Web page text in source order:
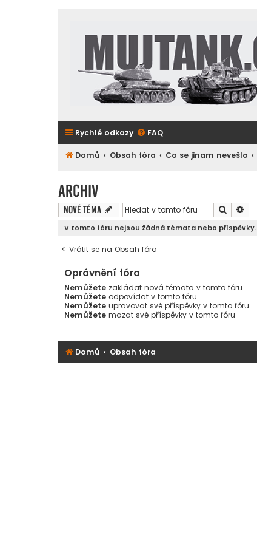
Rychlé odkazy FAQ
Domů Obsah fóra Co se jinam nevešlo
Archiv
Nové téma Hledat
V tomto fóru nejsou žádná témata nebo příspěvky.
Vrátit se na Obsah fóra
Oprávnění fóra
Nemůžete zakládat nová témata v tomto fóru
Nemůžete odpovídat v tomto fóru
Nemůžete upravovat své příspěvky v tomto fóru
Nemůžete mazat své příspěvky v tomto fóru
Domů Obsah fóra